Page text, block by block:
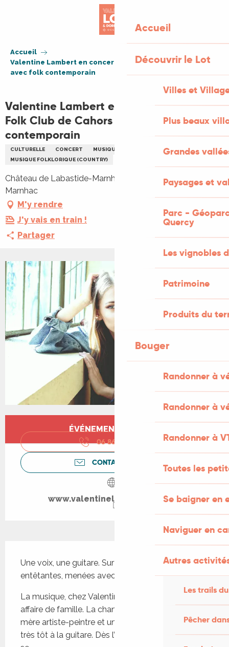
Accueil
Découvrir le Lot
Villes et
Plus beaux
Grandes
Paysages et
Parc -
Quercy
Les vignobles
Patrimoine
Produits du
Bouger
Randonner à
Randonner à
Randonner à
Toutes les
Se baigner en
Naviguer en
Autres
Les trails
Pêcher
Accueil
Valentine Lambert en concert pour le Folk Club de Cahors
avec folk contemporain
Valentine Lambert en concert pour le
Folk Club de Cahors avec folk
contemporain
CULTURELLE CONCERT
MUSIQUE
MUSIQUE FOLKLORIQUE (COUNTRY)
Château de Labastide-Marnhac, 46090 Labastide-
Marnhac
M'y rendre
J'y vais en train !
Partager
Ouverture et coordonnées
ÉVÉNEMENT TERMINÉ
06 86 06 85
CONTACTEZ-NOUS
www.valentinelambertmusic.fr
Une voix, une guitare. Surtout des chansons
entêtantes, menées avec générosité et maestria.
La musique, chez Valentine Lambert, c’est une
affaire de famille. La chanteuse grandit entre une
mère artiste-peintre et un père musicien qui l’initie
très tôt à la guitare. Dès l’adolescence, Valentine